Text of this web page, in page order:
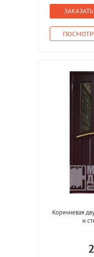
ЗАКАЗАТЬ
Коричневая
и